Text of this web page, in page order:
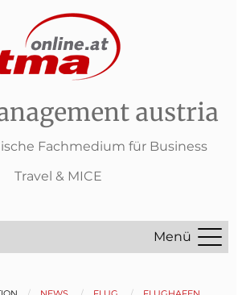
austria
Fachmedium für Business
Travel & MICE
Menü